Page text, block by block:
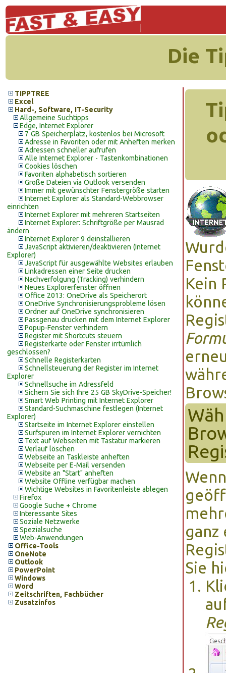
Die
TIPPTREE
Excel
Hard-, Software, IT-Security
Allgemeine Suchtipps
Edge, Internet Explorer
7 GB Speicherplatz, kostenlos bei Microsoft
Adresse in Favoriten oder mit Anheften merken
Adressen schneller aufrufen
Alle Internet Explorer - Tastenkombinationen
Cookies löschen
Favoriten alphabetisch sortieren
Große Dateien via Outlook versenden
Immer mit gewünschter Fenstergröße starten
Internet Explorer als Standard-Webbrowser
einrichten
Internet Explorer mit mehreren Startseiten
Internet Explorer: Schriftgröße per Mausrad
ändern
Internet Explorer 9 deinstallieren
JavaScript aktivieren/deaktivieren (Internet
Explorer)
JavaScript für ausgewählte Websites erlauben
Linkadressen einer Seite drucken
Nachverfolgung (Tracking) verhindern
Neues Explorerfenster öffnen
Office 2013: OneDrive als Speicherort
OneDrive Synchronisierungsprobleme lösen
Ordner auf OneDrive synchronisieren
Passgenau drucken mit dem Internet Explorer
Popup-Fenster verhindern
Register mit Shortcuts steuern
Registerkarte oder Fenster irrtümlich
geschlossen?
Schnelle Registerkarten
Schnellsteuerung der Register im Internet
Explorer
Schnellsuche im Adressfeld
Sichern Sie sich Ihre 25 GB SkyDrive-Speicher!
Smart Web Printing mit Internet Explorer
Standard-Suchmaschine festlegen (Internet
Explorer)
Startseite im Internet Explorer einstellen
Surfspuren im Internet Explorer vernichten
Text auf Webseiten mit Tastatur markieren
Verlauf löschen
Webseite an Taskleiste anheften
Webseite per E-Mail versenden
Website an "Start" anheften
Website Offline verfügbar machen
Wichtige Websites in Favoritenleiste ablegen
Firefox
Google Suche + Chrome
Interessante Sites
Soziale Netzwerke
Spezialsuche
Web-Anwendungen
Office-Tools
OneNote
Outlook
PowerPoint
Windows
Word
Zeitschriften, Fachbücher
Zusatzinfos
Kein
ganz
Sie